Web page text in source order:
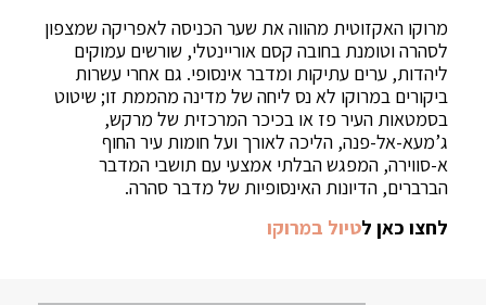
מרוקו האקזוטית מהווה את שער הכניסה לאפריקה שמצפון
לסהרה וטומנת בחובה קסם אוריינטלי, שורשים עמוקים
ליהדות, ערים עתיקות ומדבר אינסופי. גם אחרי עשרות
ביקורים במרוקו לא נס ליחה של מדינה מהממת זו; שיטוט
בסמטאות העיר פז או בכיכר המרכזית של מרקש,
ג’מעא-אל-פנה, הליכה לאורך ועל חומות עיר החוף
א-סווירה, המפגש הבלתי אמצעי עם תושבי המדבר
הברברים, הדיונות האינסופיות של מדבר סהרה.
לחצו כאן לטיול במרוקו